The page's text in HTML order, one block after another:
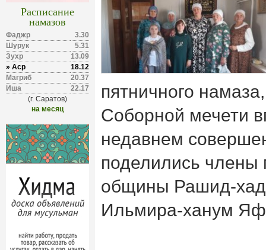
Расписание
намазов
Фаджр
3.30
Шурук
5.31
Зухр
13.09
» Аср
18.12
Магриб
20.37
Иша
22.17
(г. Саратов)
на месяц
пятничного
Соборной мечети
недавнем
поделились члены
общины Рашид-
Ильмира-ханум